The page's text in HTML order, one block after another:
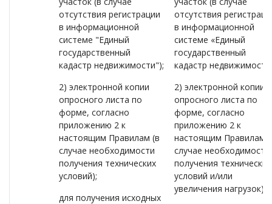
отсутствия регистрации
в информационной
системе "Единый
государственный
кадастр недвижимости");
2) электронной копии
опросного листа по
форме, согласно
приложению 2 к
настоящим Правилам (в
случае необходимости
получения технических
условий);
для получения исходных
отсутствия
в информационной
системе «Единый
государственный
кадастр
2) электронной копии
опросного листа по
форме, согласно
приложению 2 к
настоящим Правилам
случае необходимости
получения технических
условий и/или
увеличения нагрузок);